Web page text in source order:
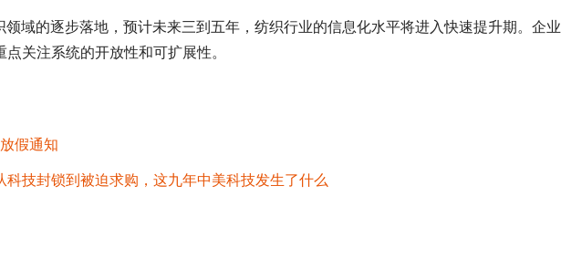
域的逐步落地，预计未来三到五年，纺织行业的信息化水平将进入快速提升期。企业
关注系统的开放性和可扩展性。
假通知
科技封锁到被迫求购，这九年中美科技发生了什么